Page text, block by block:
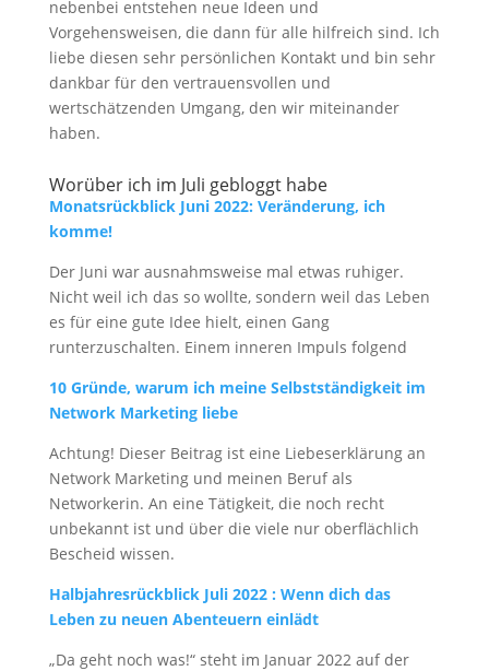
nebenbei entstehen neue Ideen und
Vorgehensweisen, die dann für alle hilfreich sind. Ich
liebe diesen sehr persönlichen Kontakt und bin sehr
dankbar für den vertrauensvollen und
wertschätzenden Umgang, den wir miteinander
haben.
Worüber ich im Juli gebloggt habe
Monatsrückblick Juni 2022: Veränderung, ich
komme!
Der Juni war ausnahmsweise mal etwas ruhiger.
Nicht weil ich das so wollte, sondern weil das Leben
es für eine gute Idee hielt, einen Gang
runterzuschalten. Einem inneren Impuls folgend
10 Gründe, warum ich meine Selbstständigkeit im
Network Marketing liebe
Achtung! Dieser Beitrag ist eine Liebeserklärung an
Network Marketing und meinen Beruf als
Networkerin. An eine Tätigkeit, die noch recht
unbekannt ist und über die viele nur oberflächlich
Bescheid wissen.
Halbjahresrückblick Juli 2022 : Wenn dich das
Leben zu neuen Abenteuerneinlädt
„Da geht noch was!“ steht im Januar 2022 auf der